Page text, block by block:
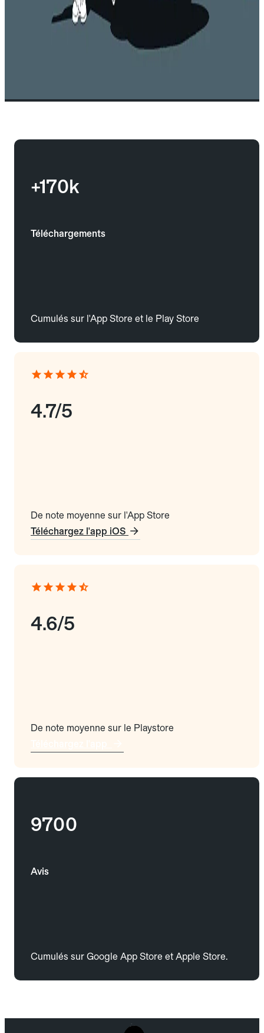
+170k
Téléchargements
Cumulés sur l'App Store et le Play Store
4.7/5
De note moyenne sur l'App Store
Téléchargez l'app iOS
4.6/5
De note moyenne sur le Playstore
9700
Avis
Cumulés sur Google App Store et Apple Store.